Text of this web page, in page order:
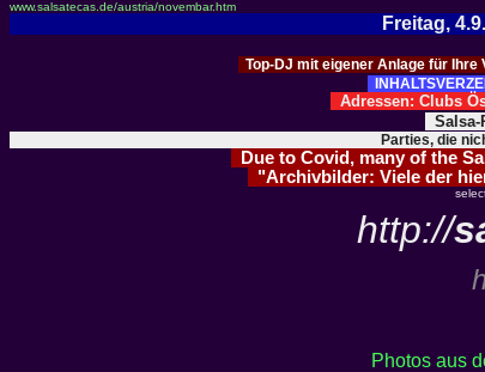
www.salsatecas.de/austria/novembar.htm
Freitag,
Top-DJ mit eigener Anlage für
Adressen: Clubs
Salsa-
Parties, die
Due to Covid, many of the
"Archivbilder: Viele der
http://
Photos aus